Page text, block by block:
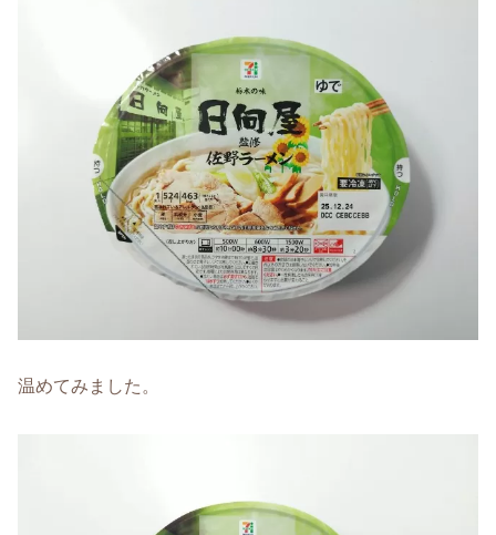
温めてみました。